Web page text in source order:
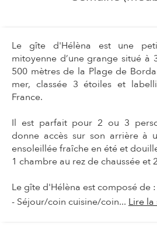
Le gîte d'Hélèna est une
mitoyenne d’une grange situé à
500 mètres de la Plage de
mer, classée 3 étoiles et
France.
Il est parfait pour 2 ou 3
donne accès sur son arrière à
ensoleillée fraîche en été et
1 chambre au rez de chaussée et
Le gîte d'Hélèna est composé de :
- Séjour/coin cuisine/coin... Lire la